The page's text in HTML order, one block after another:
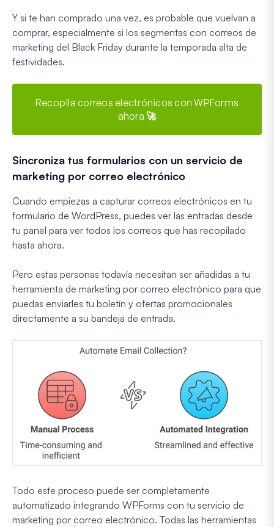
Y si te han comprado una vez, es probable que vuelvan a
comprar, especialmente si los segmentas con correos de
marketing del Black Friday durante la temporada alta de
festividades.
Recopila correos electrónicos con WPForms
ahora 🚀
Sincroniza tus formularios con un servicio de
marketing por correo electrónico
Cuando empiezas a capturar correos electrónicos en tu
formulario de WordPress, puedes ver las entradas desde
tu panel para ver todos los correos que has recopilado
hasta ahora.
Pero estas personas todavía necesitan ser añadidas a tu
herramienta de marketing por correo electrónico para que
puedas enviarles tu boletín y ofertas promocionales
directamente a su bandeja de entrada.
Todo este proceso puede ser completamente
automatizado integrando WPForms con tu servicio de
marketing por correo electrónico. Todas las herramientas